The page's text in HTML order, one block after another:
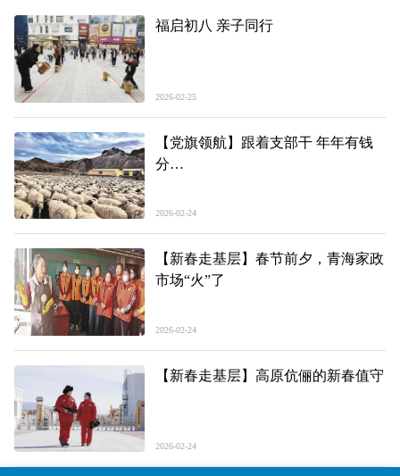
福启初八 亲子同行
2026-02-25
【党旗领航】跟着支部干 年年有钱
分
2026-02-24
【新春走基层】春节前夕，青海家政
市场“火”了
2026-02-24
【新春走基层】高原伉俪的新春值守
2026-02-24